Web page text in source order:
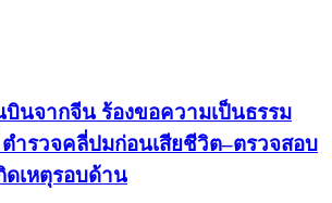
นจากจีน ร้องขอความเป็นธรรม
ำรวจคลี่ปมก่อนเสียชีวิต–ตรวจสอบ
ดเหตุรอบด้าน